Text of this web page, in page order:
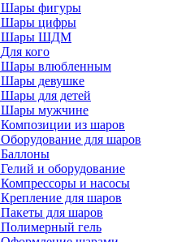
Шары фигуры
Шары цифры
Шары ШДМ
Для кого
Шары влюбленным
Шары девушке
Шары для детей
Шары мужчине
Композиции из шаров
Оборудование для шаров
Баллоны
Гелий и оборудование
Компрессоры и насосы
Крепление для шаров
Пакеты для шаров
Полимерный гель